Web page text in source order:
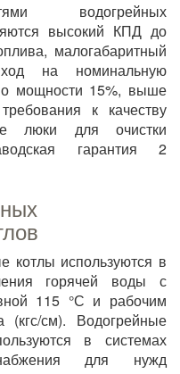
водогрейных
высокий КПД до
малогабаритный
на номинальную
мощности 15%, выше
к качеству
люки для очистки
гарантия 2
котлы используются в
горячей воды с
115 °С и рабочим
см). Водогрейные
в системах
для нужд